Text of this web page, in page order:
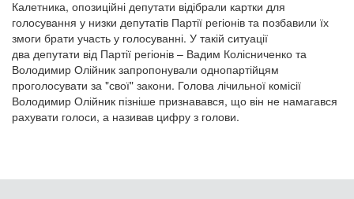
Калетника, опозиційні депутати відібрали картки для
голосування у низки депутатів Партії регіонів та позбавили їх
змоги брати участь у голосуванні. У такій ситуації
два депутати від Партії регіонів – Вадим Колісниченко та
Володимир Олійник запропонували однопартійцям
проголосувати за "свої" закони. Голова лічильної комісії
Володимир Олійник пізніше признавався, що він не намагався
рахувати голоси, а називав цифру з голови.